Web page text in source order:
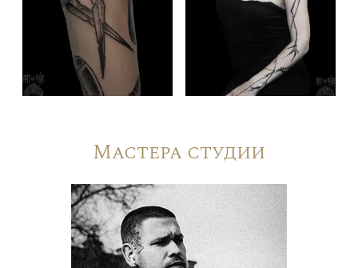
Мастера студии